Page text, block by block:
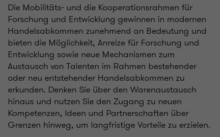
Die Mobilitäts- und die Kooperationsrahmen für
Forschung und Entwicklung gewinnen in modernen
Handelsabkommen zunehmend an Bedeutung und
bieten die Möglichkeit, Anreize für Forschung und
Entwicklung sowie neue Mechanismen zum
Austausch von Talenten im Rahmen bestehender
oder neu entstehender Handelsabkommen zu
erkunden. Denken Sie über den Warenaustausch
hinaus und nutzen Sie den Zugang zu neuen
Kompetenzen, Ideen und Partnerschaften über
Grenzen hinweg, um langfristige Vorteile zu erzielen.